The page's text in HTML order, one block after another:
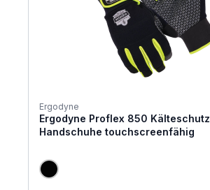
Ergodyne
Ergodyne Proflex 850 Kälteschutz
Handschuhe touchscreenfähig